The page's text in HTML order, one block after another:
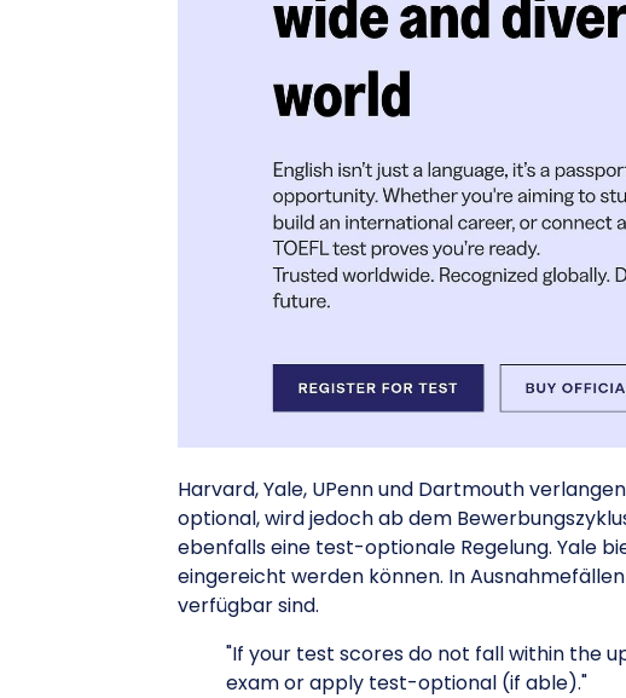
Harvard, Yale, UPenn und Dartmouth
optional, wird jedoch ab dem
ebenfalls eine test-optionale Regelung. Yale
eingereicht werden können. In
verfügbar sind.
"If your test scores do not fall within the
exam or apply test-optional (if able)."